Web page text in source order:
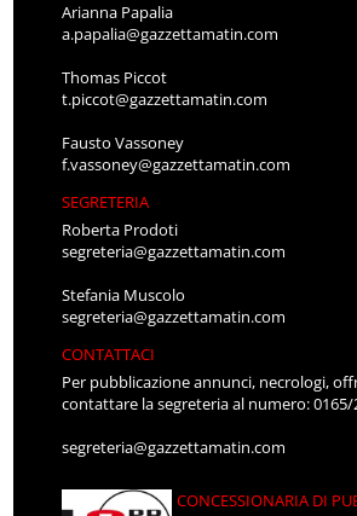
Arianna Papalia
a.papalia@gazzettamatin.com
Thomas Piccot
t.piccot@gazzettamatin.com
Fausto Vassoney
f.vassoney@gazzettamatin.com
SEGRETERIA
Roberta Prodoti
segreteria@gazzettamatin.com
Stefania Muscolo
segreteria@gazzettamatin.com
CONTATTACI
Per pubblicazione annunci, necrologi,
contattare la segreteria al numero: 0165/
segreteria@gazzettamatin.com
CONCESSIONARIA DI